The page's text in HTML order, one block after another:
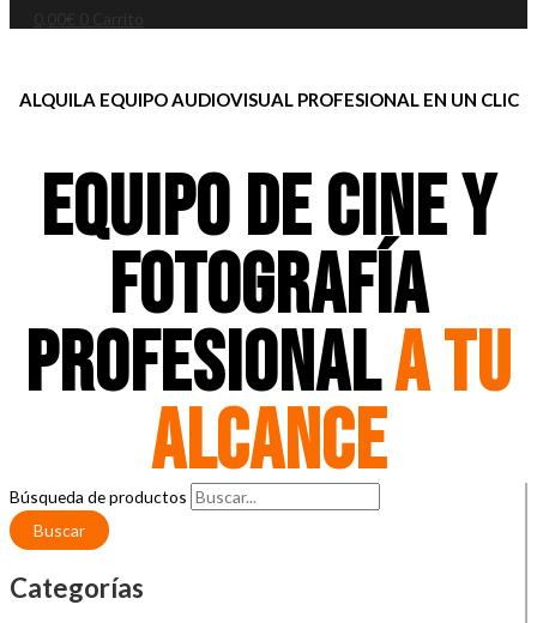
ALQUILA EQUIPO AUDIOVISUAL PROFESIONAL EN UN CLIC
EQUIPO DE CINE Y
FOTOGRAFÍA
PROFESIONALA TU
ALCANCE
Búsqueda de productos
Buscar
Categorías